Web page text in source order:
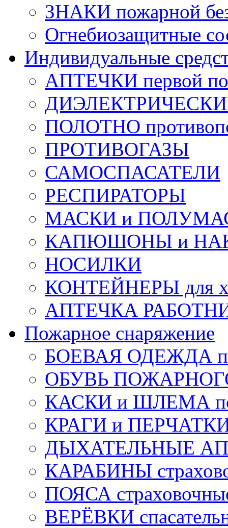
ЗНАКИ пожарной
Огнебиозащитные
Индивидуальные
АПТЕЧКИ первой
ДИЭЛЕКТРИЧЕСКИЕ
ПОЛОТНО
ПРОТИВОГАЗЫ
САМОСПАСАТЕЛИ
РЕСПИРАТОРЫ
МАСКИ и
КАПЮШОНЫ и
НОСИЛКИ
КОНТЕЙНЕРЫ для
АПТЕЧКА
Пожарное снаряжение
БОЕВАЯ ОДЕЖДА
ОБУВЬ
КАСКИ и ШЛЕМА
КРАГИ и ПЕРЧАТКИ
ДЫХАТЕЛЬНЫЕ
КАРАБИНЫ
ПОЯСА
ВЕРЁВКИ